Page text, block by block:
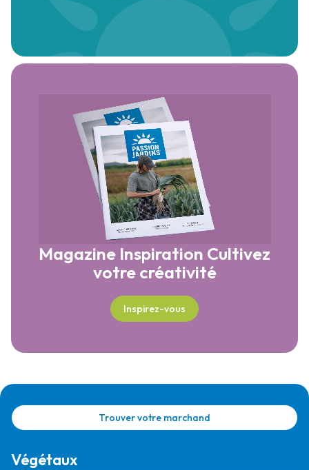
Magazine Inspiration Cultivez
votre créativité
Inspirez-vous
Trouver votre marchand
Végétaux